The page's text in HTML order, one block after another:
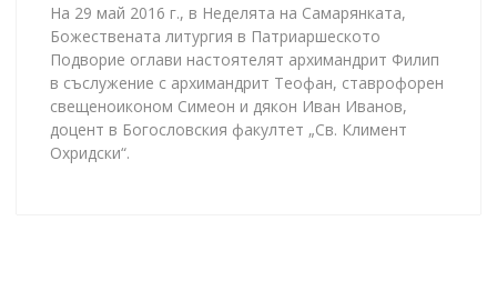
На 29 май 2016 г., в Неделята на Самарянката,
Божествената литургия в Патриаршеското
Подворие оглави настоятелят архимандрит Филип
в съслужение с архимандрит Теофан, ставрофорен
свещеноиконом Симеон и дякон Иван Иванов,
доцент в Богословския факултет „Св. Климент
Охридски“.